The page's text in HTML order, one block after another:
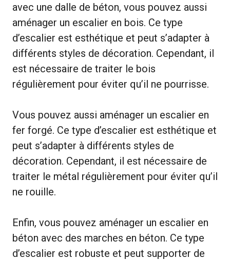
avec une dalle de béton, vous pouvez aussi
aménager un escalier en bois. Ce type
d’escalier est esthétique et peut s’adapter à
différents styles de décoration. Cependant, il
est nécessaire de traiter le bois
régulièrement pour éviter qu’il ne pourrisse.
Vous pouvez aussi aménager un escalier en
fer forgé. Ce type d’escalier est esthétique et
peut s’adapter à différents styles de
décoration. Cependant, il est nécessaire de
traiter le métal régulièrement pour éviter qu’il
ne rouille.
Enfin, vous pouvez aménager un escalier en
béton avec des marches en béton. Ce type
d’escalier est robuste et peut supporter de